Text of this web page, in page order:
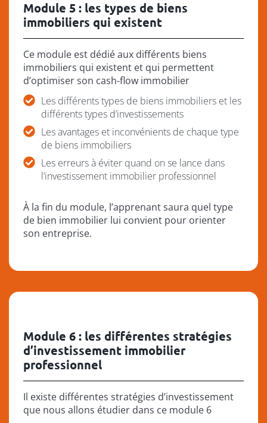
Module 5 : les types de biens
immobiliers qui existent
Ce module est dédié aux différents biens
immobiliers qui existent et qui permettent
d’optimiser son cash-flow immobilier
Les différents types de biens immobiliers et les
différents types d’investissements
Les avantages et inconvénients de chaque type
de biens immobiliers
Les erreurs à éviter quand on se lance dans
l’investissement immobilier professionnel
À la fin du module, l’apprenant saura quel type
de bien immobilier lui convient pour orienter
son entreprise.
Module 6 : les différentes stratégies
d’investissement immobilier
professionnel
Il existe différentes stratégies d’investissement
que nous allons étudier dans ce module 6